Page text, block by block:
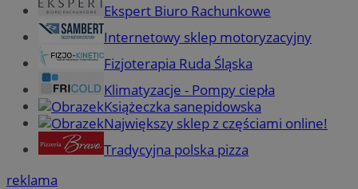
Ekspert Biuro Rachunkowe
Internetowy sklep motoryzacyjny
Fizjoterapia Ruda Śląska
Klimatyzacje - Pompy ciepła
Książeczka sanepidowska
Największy sklep z częściami online!
Tradycyjna polska pizza
reklama